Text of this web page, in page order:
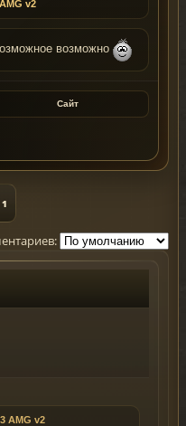
v2
возможно
Сайт
AMG v2